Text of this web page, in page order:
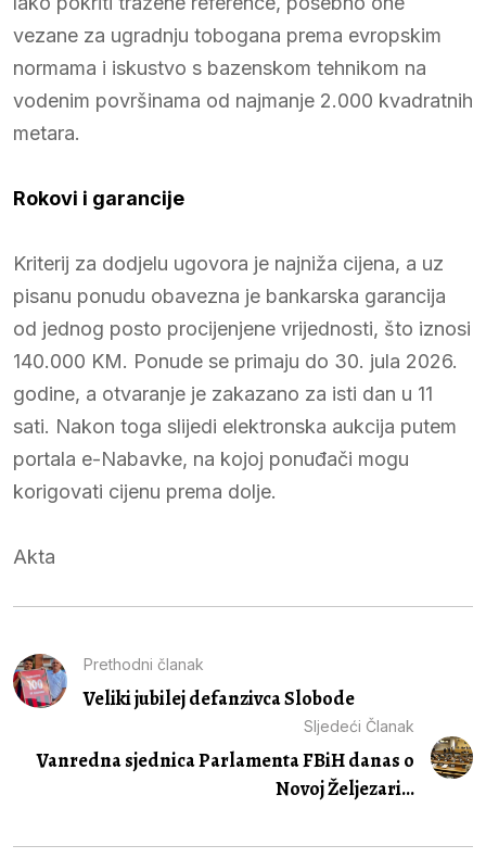
vezane za ugradnju tobogana prema evropskim
normama i iskustvo s bazenskom tehnikom na
vodenim površinama od najmanje 2.000 kvadratnih
metara.
Rokovi i garancije
Kriterij za dodjelu ugovora je najniža cijena, a uz
pisanu ponudu obavezna je bankarska garancija
od jednog posto procijenjene vrijednosti, što iznosi
140.000 KM. Ponude se primaju do 30. jula 2026.
godine, a otvaranje je zakazano za isti dan u 11
sati. Nakon toga slijedi elektronska aukcija putem
portala e-Nabavke, na kojoj ponuđači mogu
korigovati cijenu prema dolje.
Akta
Prethodni članak
Veliki jubilej defanzivca Slobode
Sljedeći Članak
Vanredna sjednica Parlamenta FBiH danas o
Novoj Željezari...